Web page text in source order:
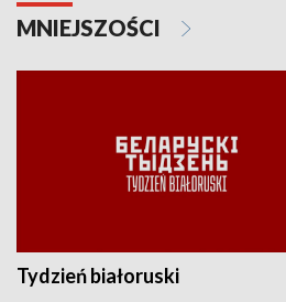
MNIEJSZOŚCI
Tydzień białoruski